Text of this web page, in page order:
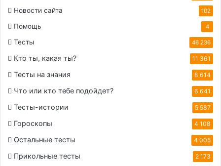
Новости сайта 102
Помощь 4
Тесты 46 236
Кто ты, какая ты? 11 361
Тесты на знания 8 614
Что или кто тебе подойдет? 6 641
Тесты-истории 5 587
Гороскопы 4 108
Остальные тесты 4 005
Прикольные тесты 2 173